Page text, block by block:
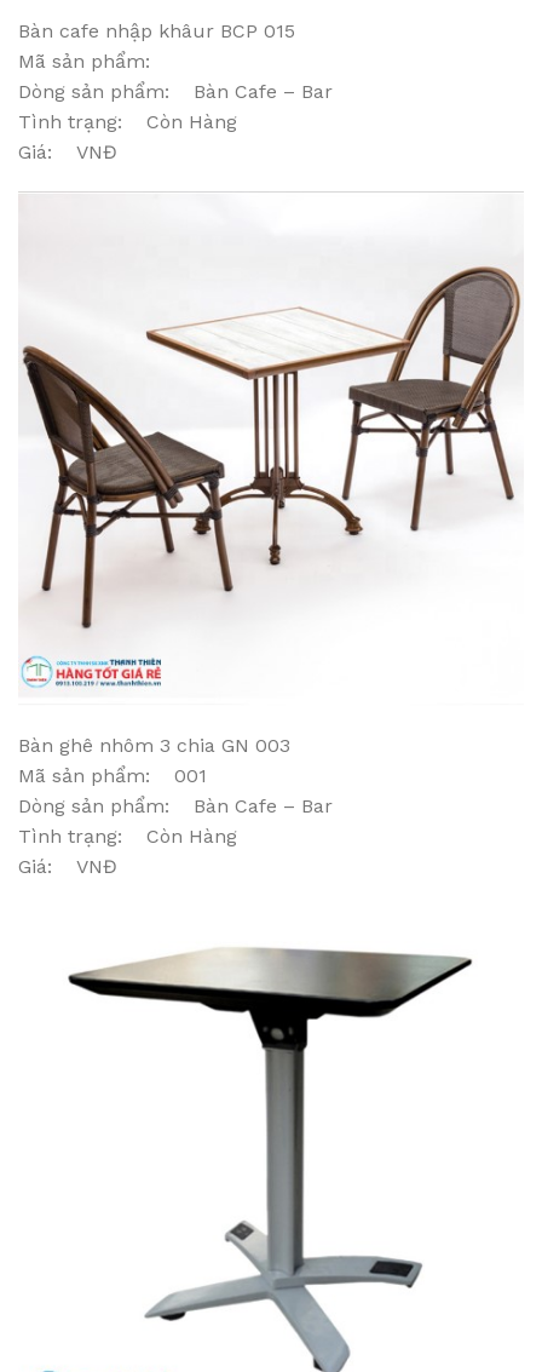
Bàn cafe nhập khâur BCP 015
Mã sản phẩm:
Dòng sản phẩm: Bàn Cafe – Bar
Tình trạng: Còn Hàng
Giá: VNĐ
Bàn ghê nhôm 3 chia GN 003
Mã sản phẩm: 001
Dòng sản phẩm: Bàn Cafe – Bar
Tình trạng: Còn Hàng
Giá: VNĐ